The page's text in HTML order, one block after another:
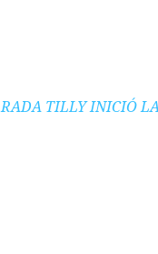
RADA TILLY INICIÓ